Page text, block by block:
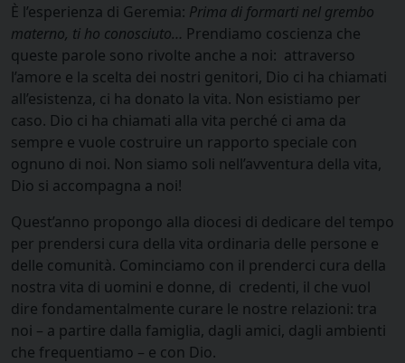
È l’esperienza di Geremia: Prima di formarti nel grembo
materno, ti ho conosciuto… Prendiamo coscienza che
queste parole sono rivolte anche a noi: attraverso
l’amore e la scelta dei nostri genitori, Dio ci ha chiamati
all’esistenza, ci ha donato la vita. Non esistiamo per
caso. Dio ci ha chiamati alla vita perché ci ama da
sempre e vuole costruire un rapporto speciale con
ognuno di noi. Non siamo soli nell’avventura della vita,
Dio si accompagna a noi!
Quest’anno propongo alla diocesi di dedicare del tempo
per prendersi cura della vita ordinaria delle persone e
delle comunità. Cominciamo con il prenderci cura della
nostra vita di uomini e donne, di credenti, il che vuol
dire fondamentalmente curare le nostre relazioni: tra
noi – a partire dalla famiglia, dagli amici, dagli ambienti
che frequentiamo – e con Dio.